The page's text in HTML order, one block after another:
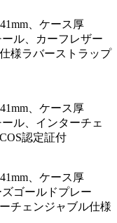
、ケース厚
ル、カーフレザー
様ラバーストラップ
、ケース厚
ル、インターチェ
認定証付
、ケース厚
ゴールドプレー
チェンジャブル仕様